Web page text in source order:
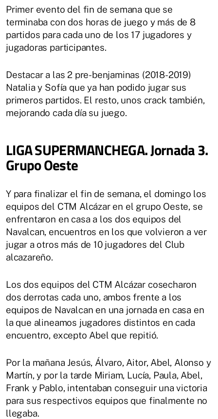
Primer evento del fin de semana que se
terminaba con dos horas de juego y más de 8
partidos para cada uno de los 17 jugadores y
jugadoras participantes.
Destacar a las 2 pre-benjaminas (2018-2019)
Natalia y Sofía que ya han podido jugar sus
primeros partidos. El resto, unos crack también,
mejorando cada día su juego.
LIGA SUPERMANCHEGA. Jornada 3.
Grupo Oeste
Y para finalizar el fin de semana, el domingo los
equipos del CTM Alcázar en el grupo Oeste, se
enfrentaron en casa a los dos equipos del
Navalcan, encuentros en los que volvieron a ver
jugar a otros más de 10 jugadores del Club
alcazareño.
Los dos equipos del CTM Alcázar cosecharon
dos derrotas cada uno, ambos frente a los
equipos de Navalcan en una jornada en casa en
la que alineamos jugadores distintos en cada
encuentro, excepto Abel que repitió.
Por la mañana Jesús, Álvaro, Aitor, Abel, Alonso y
Martín, y por la tarde Miriam, Lucía, Paula, Abel,
Frank y Pablo, intentaban conseguir una victoria
para sus respectivos equipos que finalmente no
llegaba.